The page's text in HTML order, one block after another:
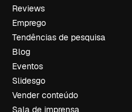
Reviews
Emprego
Tendências de pesquisa
Blog
Eventos
Slidesgo
Vender conteúdo
Sala de imprensa